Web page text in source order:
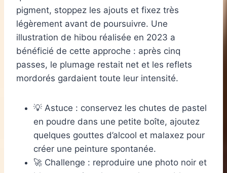
pigment, stoppez les ajouts et fixez très
légèrement avant de poursuivre. Une
illustration de hibou réalisée en 2023 a
bénéficié de cette approche : après cinq
passes, le plumage restait net et les reflets
mordorés gardaient toute leur intensité.
💡 Astuce : conservez les chutes de pastel
en poudre dans une petite boîte, ajoutez
quelques gouttes d’alcool et malaxez pour
créer une peinture spontanée.
🚀 Challenge : reproduire une photo noir et